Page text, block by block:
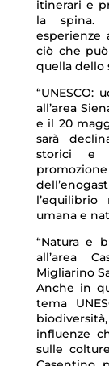
itinerari e
la spina.
ciò che
quella dello
all’area
e il 20
sarà
storici e
umana e
“Natura e
all’area
Migliarino
Anche in
tema
influenze
sulle